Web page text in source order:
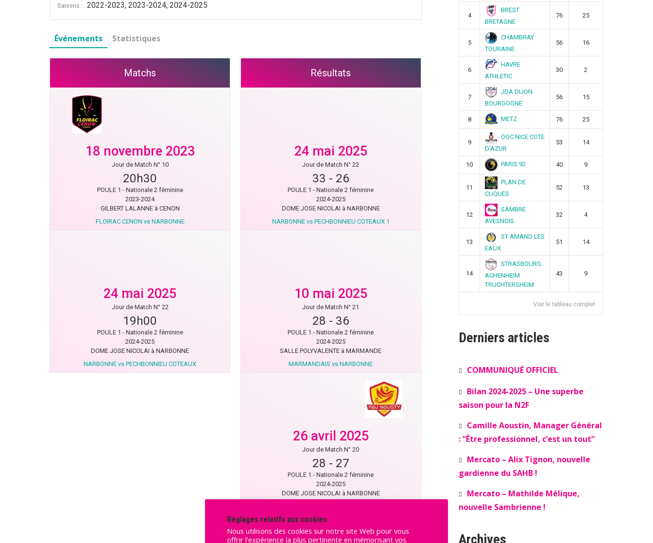
Saisons : : 2022-2023, 2023-2024, 2024-2025
Événements Statistiques
Matchs
18 novembre 2023
Jour de Match N° 10
20h30
POULE 1 - Nationale 2 féminine
2023-2024
GILBERT LALANNE à CENON
FLOIRAC CENON vs NARBONNE
24 mai 2025
Jour de Match N° 22
19h00
POULE 1 - Nationale 2 féminine
2024-2025
DOME JOSE NICOLAI à NARBONNE
NARBONNE vs PECHBONNIEU COTEAUX
Résultats
24 mai 2025
Jour de Match N° 22
33 - 26
POULE 1 - Nationale 2 féminine
2024-2025
DOME JOSE NICOLAI à NARBONNE
NARBONNE vs PECHBONNIEU COTEAUX 1
10 mai 2025
Jour de Match N° 21
28 - 36
POULE 1 - Nationale 2 féminine
2024-2025
SALLE POLYVALENTE à MARMANDE
MARMANDAIS vs NARBONNE
26 avril 2025
Jour de Match N° 20
28 - 27
POULE 1 - Nationale 2 féminine
2024-2025
DOME JOSE NICOLAI à NARBONNE
4
BREST
BRETAGNE
76 25
5
CHAMBRAY
TOURAINE
56 16
6
HAVRE
ATHLETIC
30 2
7
JDA DIJON
BOURGOGNE
56 15
8 METZ 76 25
9
OGC NICE COTE
D’AZUR
53 14
10 PARIS 92 40 9
11
PLAN DE
CUQUES
52 13
12
SAMBRE
AVESNOIS
32 4
13
ST AMAND LES
EAUX
51 14
14
STRASBOURG
ACHENHEIM
TRUCHTERSHEIM
43 9
Voir le tableau complet
Derniers articles
COMMUNIQUÉ OFFICIEL
Bilan 2024-2025 – Une superbe
saison pour la N2F
Camille Aoustin, Manager Général
: “Être professionnel, c’est un tout”
Mercato – Alix Tignon, nouvelle
gardienne du SAHB !
Mercato – Mathilde Mélique,
nouvelle Sambrienne !
Archives
Réglages relatifs aux cookies
Nous utilisons des cookies sur notre site Web pour vous
offrir l'expérience la plus pertinente en mémorisant vos